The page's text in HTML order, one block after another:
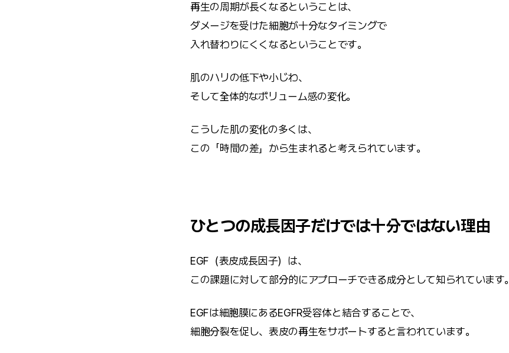
再生の周期が長くなるということは、
ダメージを受けた細胞が十分なタイミングで
入れ替わりにくくなるということです。
肌のハリの低下や小じわ、
そして全体的なボリューム感の変化。
こうした肌の変化の多くは、
この「時間の差」から生まれると考えられています。
ひとつの成長因子だけでは十分ではない理由
EGF（表皮成長因子）は、
この課題に対して部分的にアプローチできる成分として知られています。
EGFは細胞膜にあるEGFR受容体と結合することで、
細胞分裂を促し、表皮の再生をサポートすると言われています。